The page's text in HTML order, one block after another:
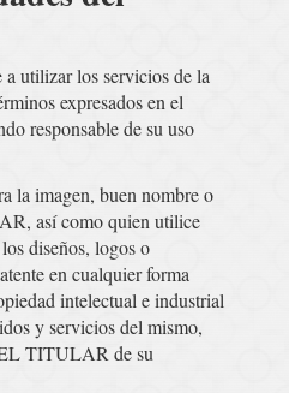
utilizar los servicios de la
expresados en el
responsable de su uso
la imagen, buen nombre o
así como quien utilice
diseños, logos o
en cualquier forma
intelectual e industrial
y servicios del mismo,
TITULAR de su